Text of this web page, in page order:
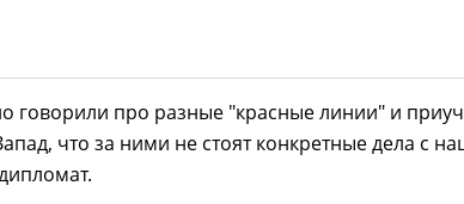
говорили про разные "красные линии" и
что за ними не стоят конкретные дела с